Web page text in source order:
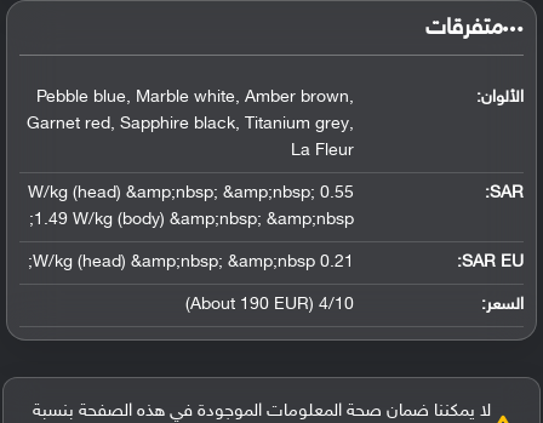
‏متفرقات‏
الألوان:
Pebble blue, Marble white, Amber brown,
Garnet red, Sapphire black, Titanium grey,
La Fleur
SAR
:
0.55 W/kg (head) &amp;nbsp; &amp;nbsp;
1.49 W/kg (body) &amp;nbsp; &amp;nbsp;
SAR EU:
0.21 W/kg (head) &amp;nbsp; &amp;nbsp;
السعر: 4/10 (About 190 EUR)
لا يمكننا ضمان صحة المعلومات الموجودة في هذه الصفحة بنسبة